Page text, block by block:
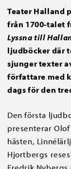
Teater Halland
från 1700-talet
Lyssna till
ljudböcker där
sjunger texter
författare med
dags för den
Den första
presenterar Olof
hästen,
Hjortbergs